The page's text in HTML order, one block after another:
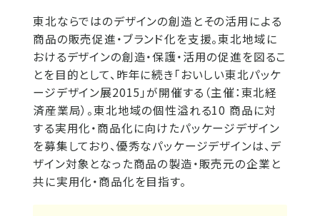
東北ならではのデザインの創造とその活用による
商品の販売促進・ブランド化を支援。東北地域に
おけるデザインの創造・保護・活用の促進を図るこ
とを目的として、昨年に続き「おいしい東北パッケ
ージデザイン展2015」が開催する（主催：東北経
済産業局）。東北地域の個性溢れる10 商品に対
する実用化・商品化に向けたパッケージデザイン
を募集しており、優秀なパッケージデザインは、デ
ザイン対象となった商品の製造・販売元の企業と
共に実用化・商品化を目指す。